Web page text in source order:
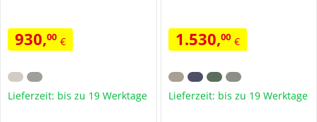
930,00 €
Lieferzeit: bis zu 19 Werktage
1.530,00 €
Lieferzeit: bis zu 19 Werktage